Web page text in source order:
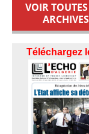
VOIR
ARCHIVES